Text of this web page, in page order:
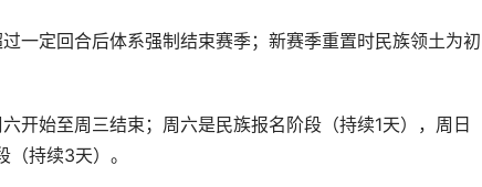
一定回合后体系强制结束赛季；新赛季重置时民族领土为初
开始至周三结束；周六是民族报名阶段（持续1天），周日
持续3天）。